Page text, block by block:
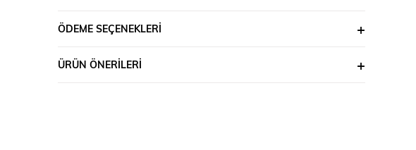
ÖDEME SEÇENEKLERI
ÜRÜN ÖNERILERI